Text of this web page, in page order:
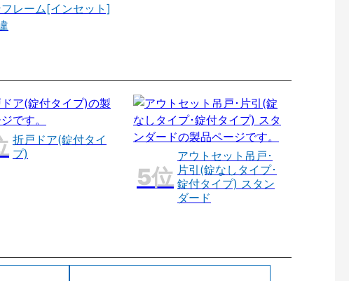
レーム[インセット]
折戸ドア(錠付タイ
プ)
アウトセット吊戸･
片引(錠なしタイプ･
錠付タイプ) スタン
ダード